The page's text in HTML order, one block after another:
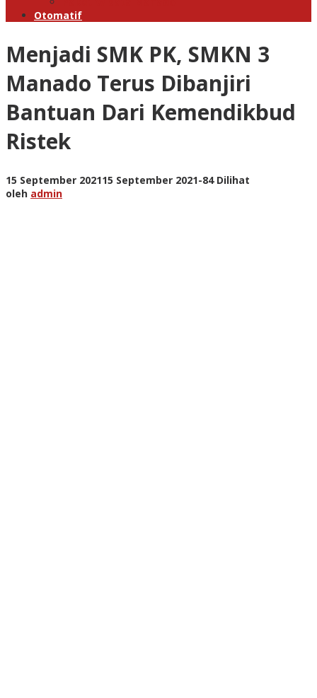
Otomatif
Menjadi SMK PK, SMKN 3
Manado Terus Dibanjiri
Bantuan Dari Kemendikbud
Ristek
15 September 202115 September 2021oleh
-84 Dilihat
oleh admin